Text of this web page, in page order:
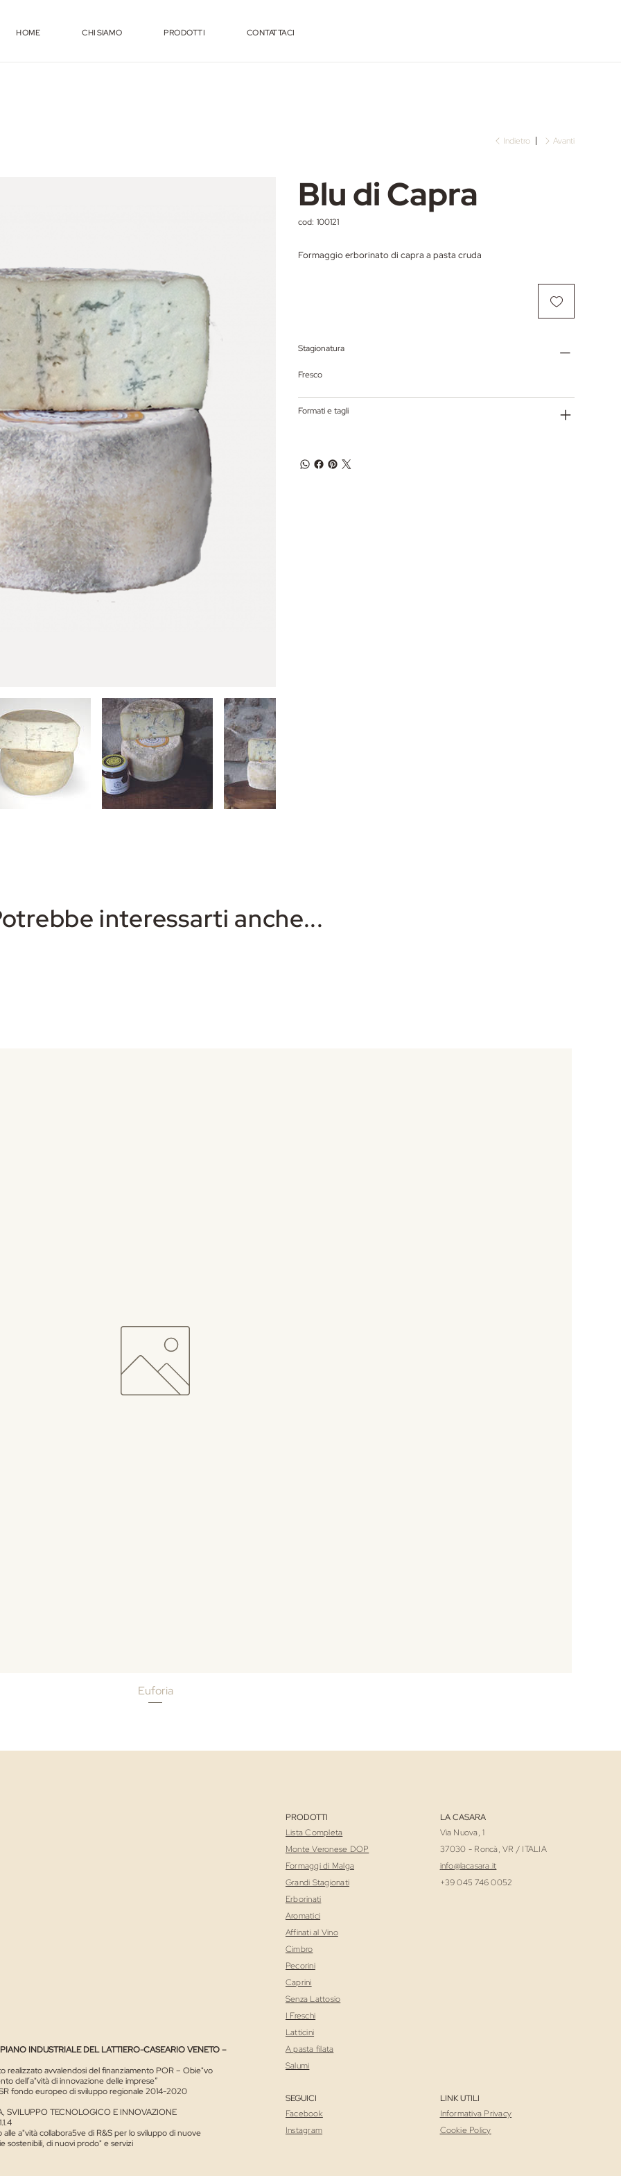
HOME CHI SIAMO PRODOTTI CONTATTACI
Indietro Avanti
Blu di Capra
cod: SKU
100121
Formaggio erborinato di capra a pasta cruda
Stagionatura
Fresco
Formati e tagli
interessarti anche...
Euforia
INDUSTRIALE DEL LATTIERO-CASEARIO VENETO –
realizzato avvalendosi del finanziamento POR – Obie"vo
dell’a"vità di innovazione delle imprese”
fondo europeo di sviluppo regionale 2014-2020
SVILUPPO TECNOLOGICO E INNOVAZIONE
alle a"vità collabora5ve di R&S per lo sviluppo di nuove
sostenibili, di nuovi prodo" e servizi
PRODOTTI
Lista Completa
Monte Veronese DOP
Formaggi di Malga
Grandi Stagionati
Erborinati
Aromatici
Affinati al Vino
Cimbro
Pecorini
Caprini
Senza Lattosio
I Freschi
Latticini
A pasta filata
Salumi
LA CASARA
Via Nuova, 1
37030 - Roncà, VR / ITALIA
info@lacasara.it
+39 045 746 0052
SEGUICI
Facebook
Instagram
LINK UTILI
Informativa Privacy
Cookie Policy